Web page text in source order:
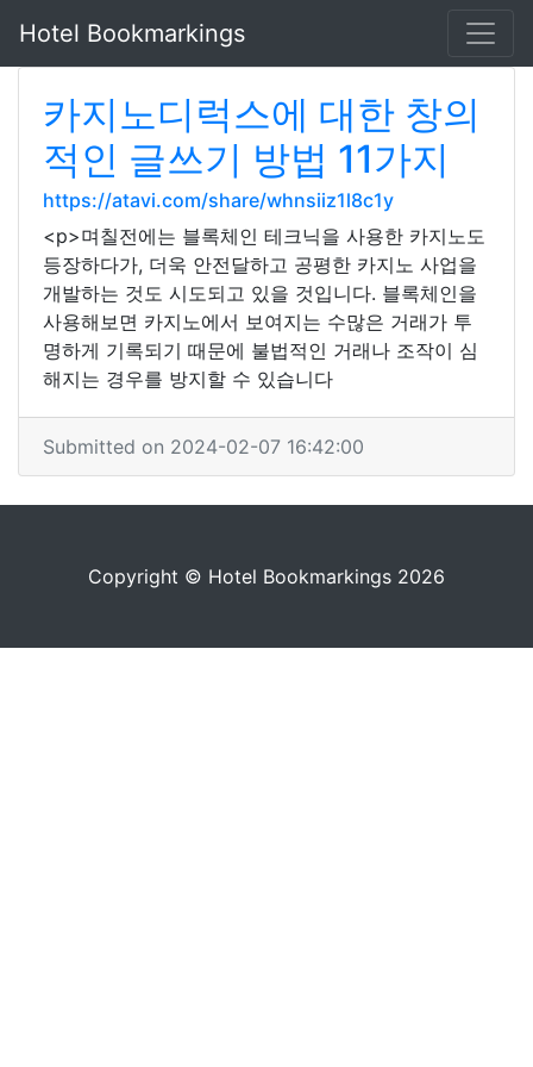
Hotel Bookmarkings
카지노디럭스에 대한 창의
적인 글쓰기 방법 11가지
https://atavi.com/share/whnsiiz1l8c1y
<p>며칠전에는 블록체인 테크닉을 사용한 카지노도
등장하다가, 더욱 안전달하고 공평한 카지노 사업을
개발하는 것도 시도되고 있을 것입니다. 블록체인을
사용해보면 카지노에서 보여지는 수많은 거래가 투
명하게 기록되기 때문에 불법적인 거래나 조작이 심
해지는 경우를 방지할 수 있습니다
Submitted on 2024-02-07 16:42:00
Copyright © Hotel Bookmarkings 2026